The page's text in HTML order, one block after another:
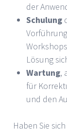
der
Schulung
Lösung
Wartung,
für
und den
Haben Sie